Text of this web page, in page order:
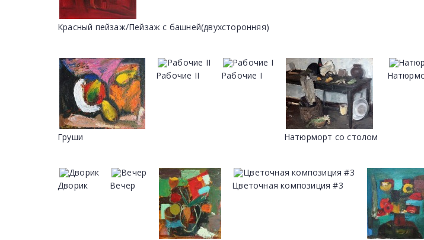
Красный пейзаж/Пейзаж с башней(двухсторонняя)
Груши
Рабочие II Рабочие I
Натюрморт со столом
Дворик Вечер Цветочная композиция #3